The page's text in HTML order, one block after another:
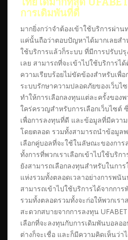
การเดิมพันที่ดี
มากยิ่งกว่าจำต้องเข้าใช้บริการผ่าน
แค่นั้นถือว่าตอบปัญหาได้มากเลยสำ
ใช้บริการแล้วก็ระบบ ที่มีการปรับปรุ
เลย สามารถที่จะเข้าไปใช้บริการไ
ความเรียบร้อยไม่ขัดข้องสำหรับเพื่
ระบบรักษาความปลอดภัยของเว็บไ
ทำให้การเลือกลงทุนแต่ละครั้งของพ
ใคร่ครวญสำหรับการเลือกเว็บไซต์
เพื่อการลงทุนที่ดี และข้อมูลที่มีควา
โดยตลอด รวมทั้งสามารถนำข้อมู
เลือกคู่บอลที่จะใช้ในลัษณะของการ
ทั้งการที่พวกเราเลือกเข้าไปใช้บริก
ยังสามารถเลือกลงทุนสำหรับในกา
แห่งรวมทั้งตลอดเวลาอย่างการพนั
สามารถเข้าไปใช้บริการได้จากกา
รวมทั้งตลอดรวมทั้งจะก่อให้พวกเรา
สะดวกสบายจากการลงทุน
เลือกที่จะลงทุนกับการเดิมพันบอล
ต่างก็จะเชื่อ และก็มีความคิดเห็นว่า